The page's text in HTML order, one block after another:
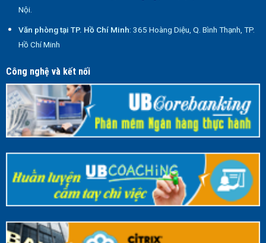
Nội.
Văn phòng tại TP. Hồ Chí Minh: 365 Hoàng Diệu, Q. Bình Thạnh, TP.
Hồ Chí Minh
Công nghệ và kết nối